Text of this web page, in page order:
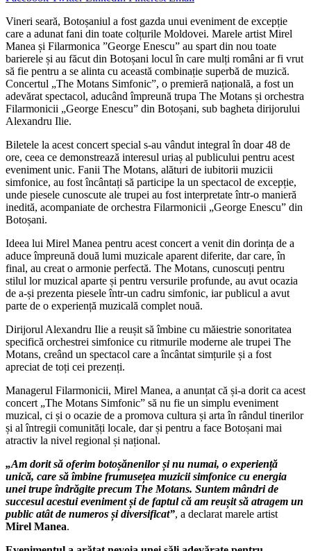
Vineri seară, Botoșaniul a fost gazda unui eveniment de excepție
care a adunat fani din toate colțurile Moldovei. Marele artist Mirel
Manea și Filarmonica ”George Enescu” au spart din nou toate
barierele și au făcut din Botoșani locul în care mulți români ar fi vrut
să fie pentru a se alinta cu această combinație superbă de muzică.
Concertul „The Motans Simfonic”, o premieră națională, a fost un
adevărat spectacol, aducând împreună trupa The Motans și orchestra
Filarmonicii „George Enescu” din Botoșani, sub bagheta dirijorului
Alexandru Ilie.
Biletele la acest concert special s-au vândut integral în doar 48 de
ore, ceea ce demonstrează interesul uriaș al publicului pentru acest
eveniment unic. Fanii The Motans, alături de iubitorii muzicii
simfonice, au fost încântați să participe la un spectacol de excepție,
unde piesele cunoscute ale trupei au fost interpretate într-o manieră
inedită, acompaniate de orchestra Filarmonicii „George Enescu” din
Botoșani.
Ideea lui Mirel Manea pentru acest concert a venit din dorința de a
aduce împreună două lumi muzicale aparent diferite, dar care, în
final, au creat o armonie perfectă. The Motans, cunoscuți pentru
stilul lor muzical aparte și pentru versurile profunde, au avut ocazia
de a-și prezenta piesele într-un cadru simfonic, iar publicul a avut
parte de o experiență muzicală complet nouă.
Dirijorul Alexandru Ilie a reușit să îmbine cu măiestrie sonoritatea
specifică orchestrei simfonice cu ritmurile moderne ale trupei The
Motans, creând un spectacol care a încântat simțurile și a fost
apreciat de toți cei prezenți.
Managerul Filarmonicii, Mirel Manea, a anunțat că și-a dorit ca acest
concert „The Motans Simfonic” să nu fie un simplu eveniment
muzical, ci și o ocazie de a promova cultura și arta în rândul tinerilor
și al întregii comunități locale, dar și pentru a face Botoșani mai
atractiv la nivel regional și național.
„Am dorit să oferim botoșănenilor și nu numai, o experiență
unică, care să îmbine frumusețea muzicii simfonice cu energia
unei trupe îndrăgite precum The Motans. Suntem mândri de
succesul acestui eveniment și de faptul că am reușit să atragem un
public atât de numeros și diversificat”, a declarat marele artist
Mirel Manea.